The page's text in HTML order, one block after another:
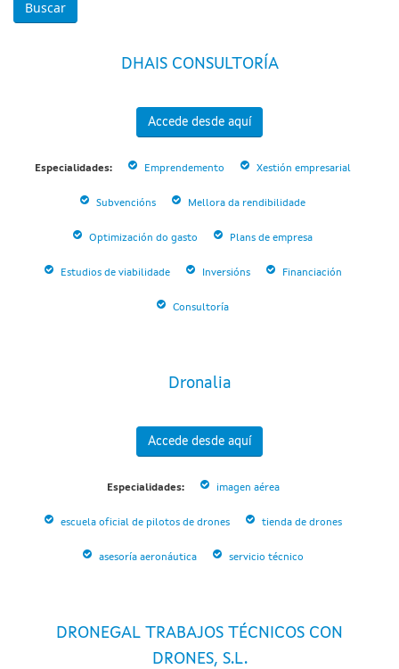
DHAIS CONSULTORÍA
Accede desde aquí
Especialidades: Emprendemento Xestión empresarial
Subvencións Mellora da rendibilidade
Optimización do gasto Plans de empresa
Estudios de viabilidade Inversións Financiación
Consultoría
Dronalia
Accede desde aquí
Especialidades: imagen aérea
escuela oficial de pilotos de drones tienda de drones
asesoría aeronáutica servicio técnico
DRONEGAL TRABAJOS TÉCNICOS CON
DRONES, S.L.